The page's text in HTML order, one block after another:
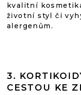
kvalitní
životní styl či
alergenům.
3.
CESTOU KE